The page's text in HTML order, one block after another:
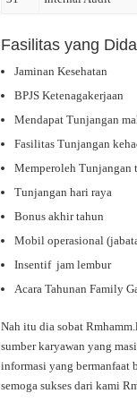
Fasilitas yang
Jaminan Kesehatan
BPJS Ketenagakerjaan
Mendapat Tunjangan
Fasilitas Tunjangan
Memperoleh Tunjangan
Tunjangan hari raya
Bonus akhir tahun
Mobil operasional
Insentif jam lembur
Acara Tahunan Family
Nah itu dia sobat
sumber karyawan yang
informasi yang bermanfaat
semoga sukses dari kami